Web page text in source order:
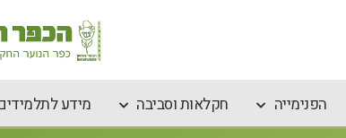
הפנימייה חקלאות וסביבה מידע